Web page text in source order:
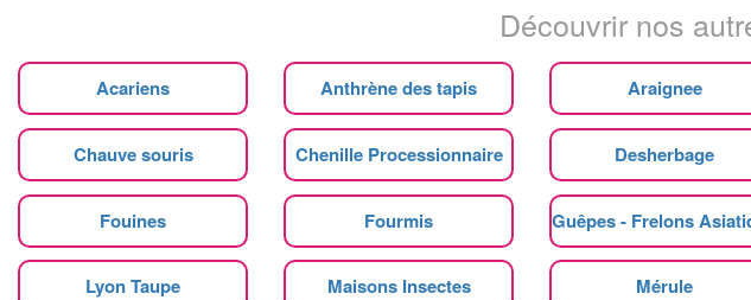
Découvrir nos
Acariens Anthrène des tapis Araignee
Chauve souris Chenille Processionnaire Desherbage
Fouines Fourmis Guêpes - Frelons
Lyon Taupe Maisons Insectes Mérule